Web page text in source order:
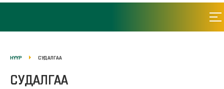
НҮҮР СУДАЛГАА
СУДАЛГАА